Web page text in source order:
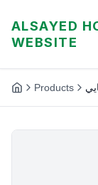
ALSAYED
WEBSITE
Products